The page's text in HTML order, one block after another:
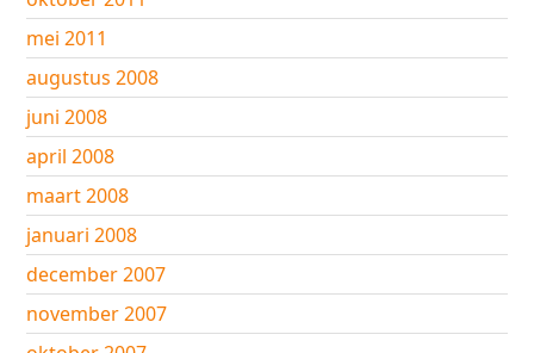
mei 2011
augustus 2008
juni 2008
april 2008
maart 2008
januari 2008
december 2007
november 2007